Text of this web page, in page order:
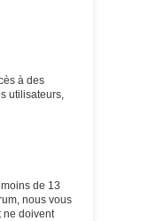
à des
utilisateurs,
de 13
nous vous
ne doivent